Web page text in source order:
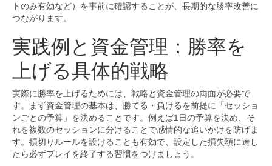
トのみ有効など）を事前に確認することが、長期的な勝率改善に
つながります。
実践例と資金管理：勝率を
上げる具体的戦略
実際に勝率を上げるためには、戦略と資金管理の両面が必要で
す。まず資金管理の基本は、勝てる・負けるを前提に「セッショ
ンごとの予算」を決めることです。例えば1日の予算を決め、そ
れを複数のセッションに分けることで感情的な追いかけを防げま
す。損切りルールを設けることも有効で、設定した損失額に達し
たら必ずプレイを終了する習慣をつけましょう。